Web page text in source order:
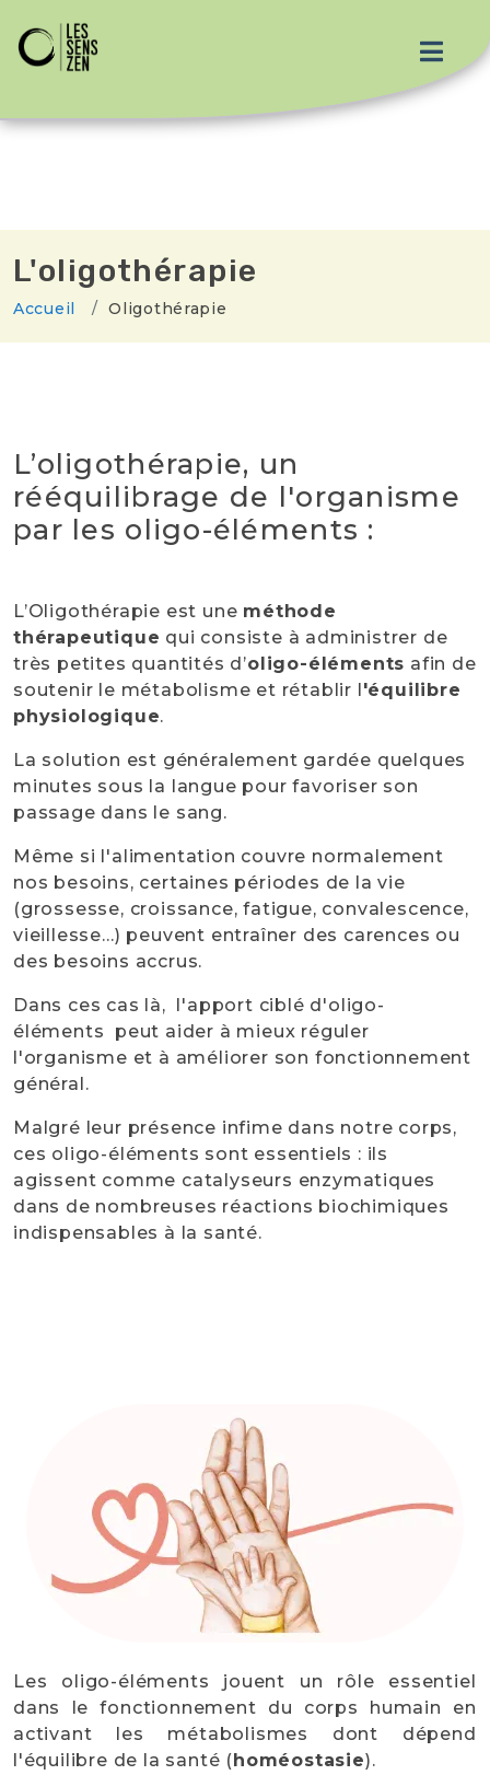
L'oligothérapie
Accueil Oligothérapie
L’oligothérapie, un
rééquilibrage de l'organisme
par les oligo-éléments :
L’Oligothérapie est une méthode
thérapeutique qui consiste à administrer de
très petites quantités d’oligo-éléments afin de
soutenir le métabolisme et rétablir l'équilibre
physiologique.
La solution est généralement gardée quelques
minutes sous la langue pour favoriser son
passage dans le sang.
Même si l'alimentation couvre normalement
nos besoins, certaines périodes de la vie
(grossesse, croissance, fatigue, convalescence,
vieillesse…) peuvent entraîner des carences ou
des besoins accrus.
Dans ces cas là, l'apport ciblé d'oligo-
éléments peut aider à mieux réguler
l'organisme et à améliorer son fonctionnement
général.
Malgré leur présence infime dans notre corps,
ces oligo-éléments sont essentiels : ils
agissent comme catalyseurs enzymatiques
dans de nombreuses réactions biochimiques
indispensables à la santé.
Les oligo-éléments jouent un rôle essentiel
dans le fonctionnement du corps humain en
activant les métabolismes dont dépend
l'équilibre de la santé (homéostasie).